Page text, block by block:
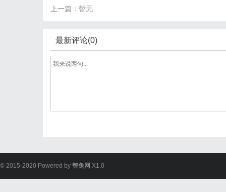
上一篇：暂无
最新评论(0)
© 2015-2020 Powered by 智兔网 X1.0